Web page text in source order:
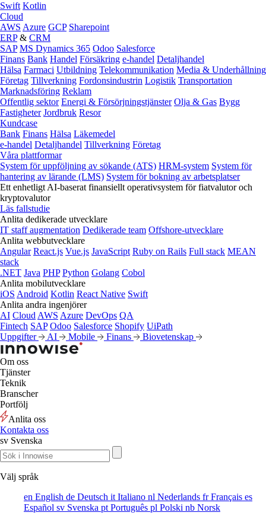
Swift Kotlin
Cloud
AWS Azure GCP Sharepoint
ERP& CRM
SAP MS Dynamics 365 Odoo Salesforce
Finans Bank Handel Försäkring e‑handel Detaljhandel
Hälsa Farmaci Utbildning Telekommunikation Media & Underhållning
Företag Tillverkning Fordonsindustrin Logistik Transportation
Marknadsföring Reklam
Offentlig sektor Energi & Försörjningstjänster Olja & Gas Bygg
Fastigheter Jordbruk Resor
Kundcase
Bank Finans Hälsa Läkemedel
e‑handel Detaljhandel Tillverkning Företag
Våra plattformar
System för uppföljning av sökande (ATS) HRM-system System för
hantering av lärande (LMS) System för bokning av arbetsplatser
Ett enhetligt AI-baserat finansiellt operativsystem för fiatvalutor och
kryptovalutor
Läs fallstudie
Anlita dedikerade utvecklare
IT staff augmentation Dedikerade team Offshore-utvecklare
Anlita webbutvecklare
Angular React.js Vue.js JavaScript Ruby on Rails Full stack MEAN
stack
.NET Java PHP Python Golang Cobol
Anlita mobilutvecklare
iOS Android Kotlin React Native Swift
Anlita andra ingenjörer
AI Cloud AWS Azure DevOps QA
Fintech SAP Odoo Salesforce Shopify UiPath
Uppgifter
AI Mobile Finans Biovetenskap
Om oss
Tjänster
Teknik
Branscher
Portfölj
Anlita oss
Kontakta oss
sv Svenska
Välj språk
en English de Deutsch it Italiano nl Nederlands frFrançais es
Español sv Svenska pt Português pl Polski nb Norsk